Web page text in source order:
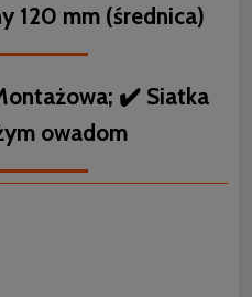
120 mm (średnica)
✔️ Siatka
owadom